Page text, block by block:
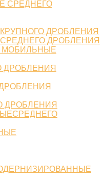
СРЕДНЕГО
ДРОБЛЕНИЯ
ДРОБЛЕНИЯ
МОБИЛЬНЫЕ
ДРОБЛЕНИЯ
ДРОБЛЕНИЯ